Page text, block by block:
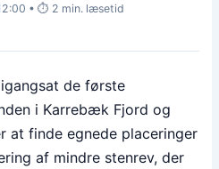
• ⏱️ 2 min. læsetid
de første
i Karrebæk Fjord og
at finde egnede placeringer
af mindre stenrev, der